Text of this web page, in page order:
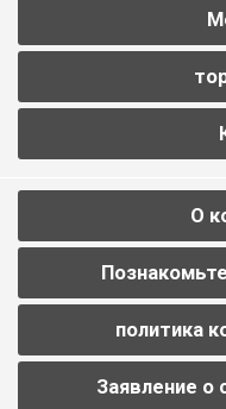
О
политика
Заявление о